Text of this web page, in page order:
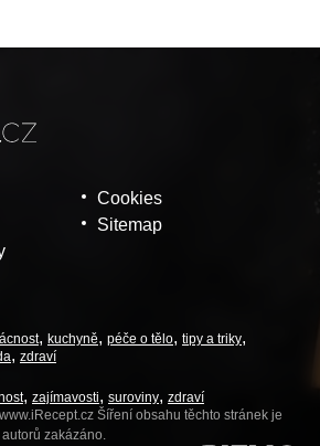
Cookies
Sitemap
kuchyně péče o tělo tipy a triky
zdraví
zajímavosti suroviny zdraví
Šíření obsahu těchto stránek je
zakázáno.